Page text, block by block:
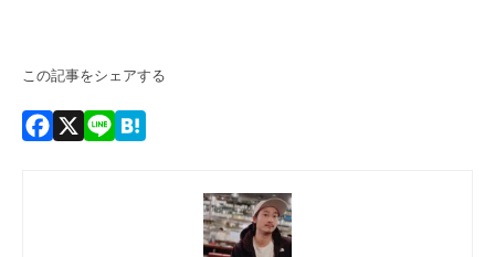
この記事をシェアする
Facebook
X Line